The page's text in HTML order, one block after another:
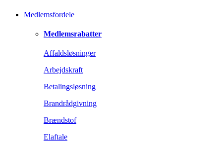
Medlemsfordele
Medlemsrabatter
Affaldsløsninger
Arbejdskraft
Betalingsløsning
Brandrådgivning
Brændstof
Elaftale